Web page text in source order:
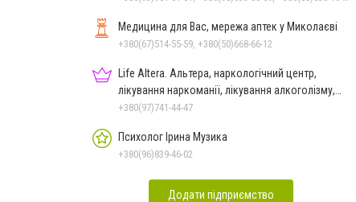
Медицина для Вас, мережа аптек у Миколаєві
+380(67)514-55-59, +380(50)668-66-12
Life Altera. Альтера, наркологічний центр,
лікування наркоманії, лікування алкоголізму,
зняття ломки
+380(97)741-44-47
Психолог Ірина Музика
+380(96)839-46-02
Додати підприємство